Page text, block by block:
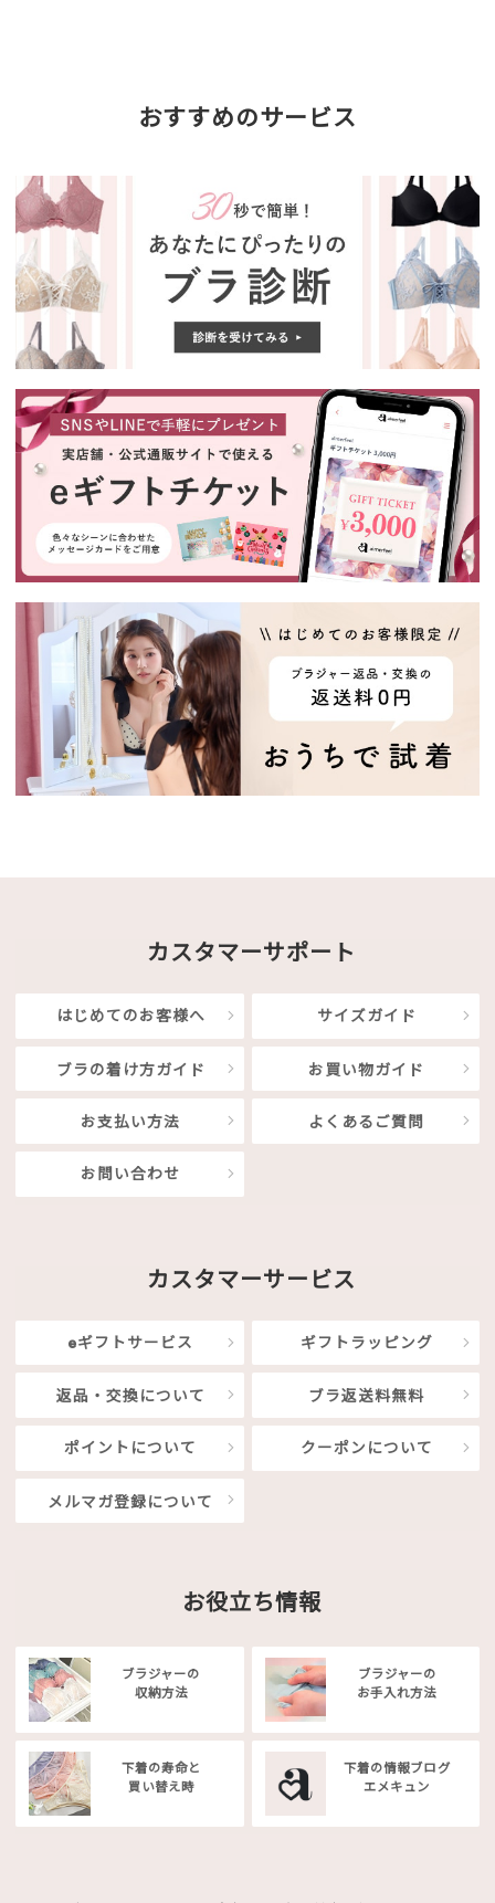
おすすめのサービス
カスタマーサポート
はじめてのお客様へ サイズガイド
ブラの着け方ガイド お買い物ガイド
お支払い方法 よくあるご質問
お問い合わせ
カスタマーサービス
eギフトサービス ギフトラッピング
返品・交換について ブラ返送料無料
ポイントについて クーポンについて
メルマガ登録について
お役立ち情報
ブラジャーの
収納方法
ブラジャーの
お手入れ方法
下着の寿命と
買い替え時
下着の情報ブログ
エメキュン